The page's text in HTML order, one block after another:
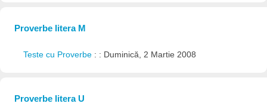
Proverbe litera M
Teste cu Proverbe : : Duminică, 2 Martie 2008
Proverbe litera U